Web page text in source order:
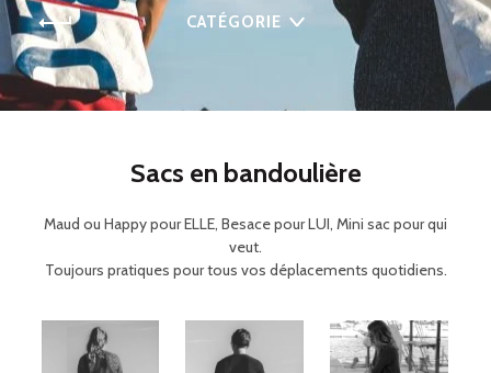
CATÉGORIE
Sacs en bandoulière
Maud ou Happy pour ELLE, Besace pour LUI, Mini sac pour qui
veut.
Toujours pratiques pour tous vos déplacements quotidiens.